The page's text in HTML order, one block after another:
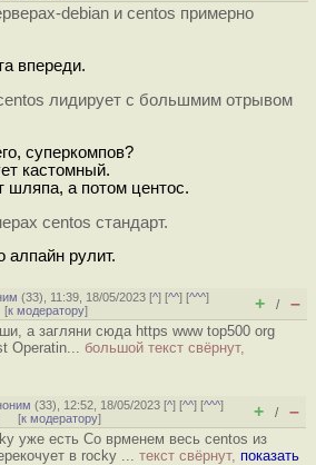
debian и centos примерно
впереди.
лидирует с большмим отрывом
суперкомпов?
кастомный.
шляпа, а потом центос.
centos стандарт.
алпайн рулит.
(33), 11:39, 18/05/2023 [^] [^^] [^^^]
к модератору] + / –
а загляни сюда https www top500 org
Operatin... большой текст свёрнут,
(33), 12:52, 18/05/2023 [^] [^^] [^^^]
[к модератору] + / –
уже есть Со врменем весь centos из
в rocky ... текст свёрнут, показать